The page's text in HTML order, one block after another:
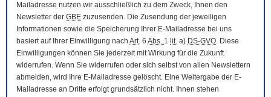
Mail adresse nutzen wir ausschließlich zu dem Zweck, Ihnen den
Newsletter der GBE zuzusenden. Die Zusendung der jeweiligen
Informationen sowie die Speicherung Ihrer E-Mail adresse bei uns
basiert auf Ihrer Einwilligung nach Art. 6 Abs. 1 lit. a) DS-GVO. Diese
Einwilligungen können Sie jederzeit mit Wirkung für die Zukunft
widerrufen. Wenn Sie widerrufen oder sich selbst von allen Newslettern
abmelden, wird Ihre E-Mail adresse gelöscht. Eine Weitergabe der E-
Mail adresse an Dritte erfolgt grundsätzlich nicht. Ihnen stehen